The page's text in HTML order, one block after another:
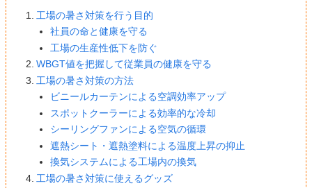
工場の暑さ対策を行う目的
社員の命と健康を守る
工場の生産性低下を防ぐ
WBGT値を把握して従業員の健康を守る
工場の暑さ対策の方法
ビニールカーテンによる空調効率アップ
スポットクーラーによる効率的な冷却
シーリングファンによる空気の循環
遮熱シート・遮熱塗料による温度上昇の抑止
換気システムによる工場内の換気
工場の暑さ対策に使えるグッズ